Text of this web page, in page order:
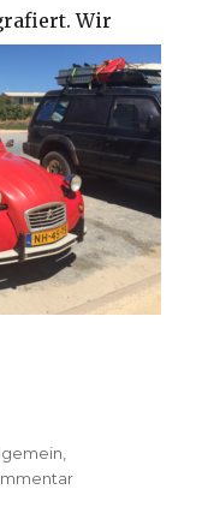
Wir
zu